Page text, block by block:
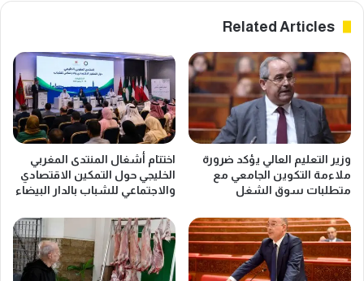
Related Articles
وزير التعليم العالي يؤكد ضرورة
ملاءمة التكوين الجامعي مع
متطلبات سوق الشغل
اختتام أشغال المنتدى المغربي
الخليجي حول التمكين الاقتصادي
والاجتماعي للشباب بالدار البيضاء